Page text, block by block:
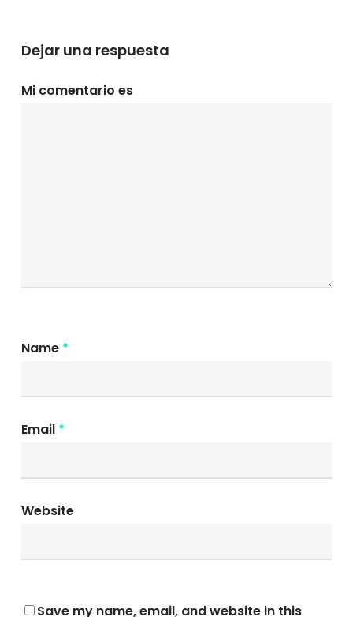
Dejar una respuesta
Mi comentario es
Name *
Email *
Website
Save my name, email, and website in this